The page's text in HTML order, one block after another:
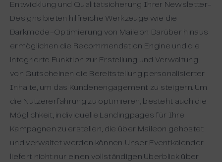
Entwicklung und Qualitätsicherung Ihrer Newsletter-
Designs bieten hilfreiche Werkzeuge wie die
Darkmode-Optimierung von Maileon. Darüber hinaus
ermöglichen die Recommendation Engine und die
integrierte Funktion zur Erstellung und Verwaltung
von Gutscheinen die Bereitstellung personalisierter
Inhalte, um das Kundenengagement zu steigern. Um
die Nutzererfahrung zu optimieren, besteht auch die
Möglichkeit, individuelle Landingpages für Ihre
Kampagnen zu erstellen, die über Maileon gehostet
und verwaltet werden können. Unser Eventkalender
liefert nicht nur einen vollständigen Überblick über